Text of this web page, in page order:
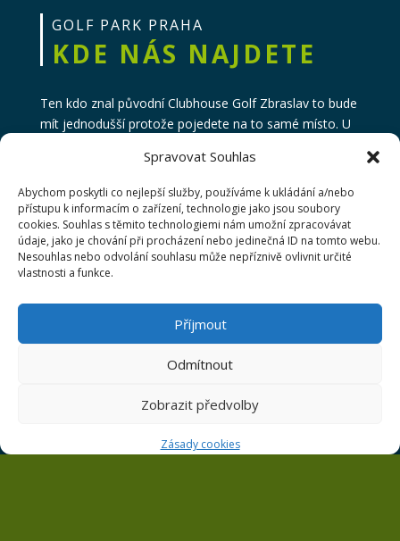
Spravovat Souhlas
Abychom poskytli co nejlepší služby, používáme k ukládání a/nebo
přístupu k informacím o zařízení, technologie jako jsou soubory
cookies. Souhlas s těmito technologiemi nám umožní zpracovávat
údaje, jako je chování při procházení nebo jedinečná ID na tomto webu.
Nesouhlas nebo odvolání souhlasu může nepříznivě ovlivnit určité
vlastnosti a funkce.
Příjmout
Odmítnout
Zobrazit předvolby
Zásady cookies
GOLF PARK PRAHA
KDE NÁS NAJDETE
Ten kdo znal původní Clubhouse Golf Zbraslav to bude
mít jednodušší protože pojedete na to samé místo. U